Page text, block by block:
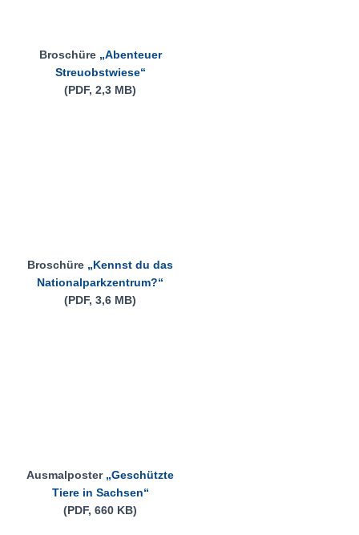
Broschüre „Abenteuer
Streuobstwiese“
(PDF, 2,3 MB)
Broschüre „Kennst du das
Nationalparkzentrum?“
(PDF, 3,6 MB)
Ausmalposter „Geschützte
Tiere in Sachsen“
(PDF, 660 KB)